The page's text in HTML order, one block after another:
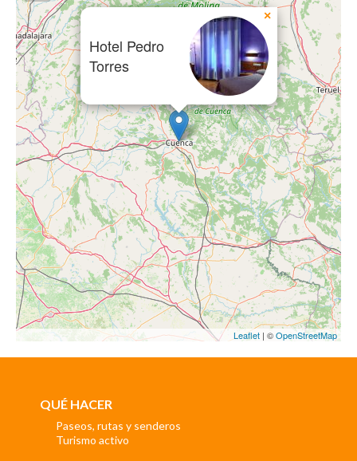
Hotel Pedro
Torres
×
Leaflet | ©OpenStreetMap
QUÉ HACER
Paseos, rutas y senderos
Turismo activo